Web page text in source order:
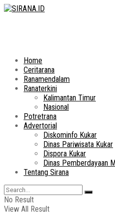
Home
Ceritarana
Ranamendalam
Ranaterkini
Kalimantan Timur
Nasional
Potretrana
Advertorial
Diskominfo Kukar
Dinas Pariwisata Kukar
Dispora Kukar
Dinas Pemberdayaan
Tentang Sirana
No Result
View All Result